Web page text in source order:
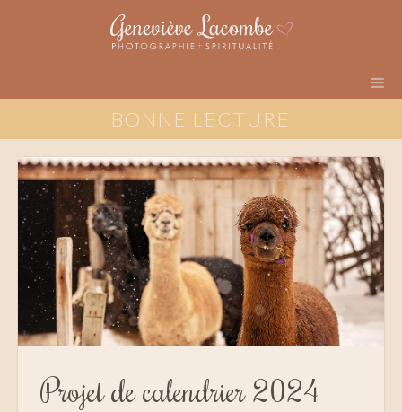
BONNE LECTURE
Projet de calendrier 2024